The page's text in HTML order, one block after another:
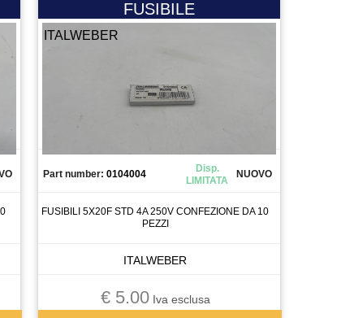
FUSIBILE
ITALWEBER
Part number: 0104004
Disp.
LIMITATA
NUOVO
FUSIBILI 5X20F STD 4A 250V CONFEZIONE DA 10
PEZZI
ITALWEBER
€ 5.00Iva esclusa